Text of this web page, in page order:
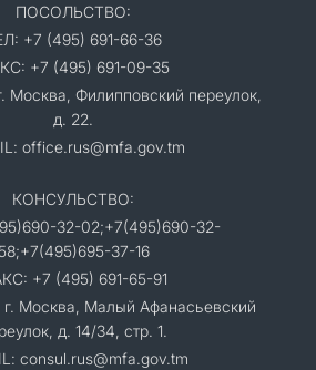
ПОСОЛЬСТВО:
+7 (495) 691-66-36
+7 (495) 691-09-35
Москва, Филипповский переулок,
д. 22.
office.rus@mfa.gov.tm
КОНСУЛЬСТВО:
32-02;+7(495)690-32-
58;+7(495)695-37-16
+7 (495) 691-65-91
г. Москва, Малый Афанасьевский
д. 14/34, стр. 1.
consul.rus@mfa.gov.tm